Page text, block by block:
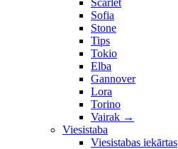
Scarlet
Sofia
Stone
Tips
Tokio
Elba
Gannover
Lora
Torino
Vairak →
Viesistaba
Viesistabas iekārtas